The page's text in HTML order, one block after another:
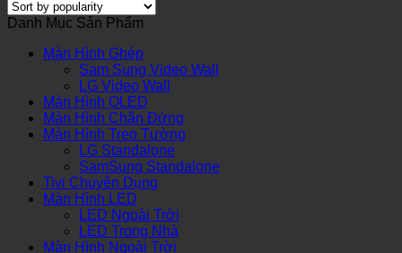
Danh Mục Sản Phẩm
Màn Hình Ghép
Sam Sung Video Wall
LG Video Wall
Màn Hình OLED
Màn Hình Chân Đứng
Màn Hình Treo Tường
LG Standalone
SamSung Standalone
Tivi Chuyên Dụng
Màn Hình LED
LED Ngoài Trời
LED Trong Nhà
Màn Hình Ngoài Trời